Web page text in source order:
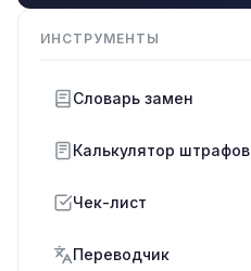
ИНСТРУМЕНТЫ
Словарь замен
Калькулятор штрафов
Чек-лист
Переводчик